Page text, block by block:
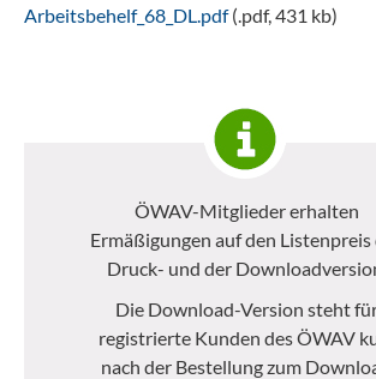
Arbeitsbehelf_68_DL.pdf(.pdf, 431 kb)
ÖWAV-Mitglieder erhalten
Ermäßigungen auf den Listenpreis
Druck- und der
Die Download-Version steht
registrierte Kunden des ÖWAV
nach der Bestellung zum